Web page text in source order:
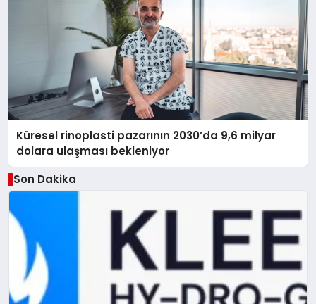
Küresel rinoplasti pazarının 2030’da 9,6 milyar
dolara ulaşması bekleniyor
Son Dakika